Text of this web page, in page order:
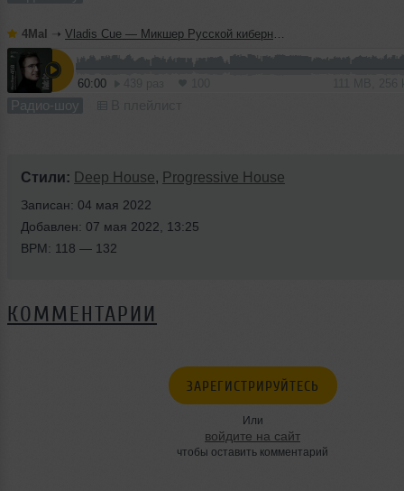
4Mal ➝ Vladis Cue — Микшер Русской кибернетики 458 с Евгением Сваловым (4Mal) и Александром Киреевым (08.07.2026)
60:00
Радио-шоу
Стили: Deep House, Progressive House
Записан: 04 мая 2022
Добавлен: 07 мая 2022, 13:25
BPM: 118 — 132
КОММЕНТАРИИ
ЗАРЕГИСТРИРУЙТЕСЬ
Или
войдите на сайт
чтобы оставить комментарий